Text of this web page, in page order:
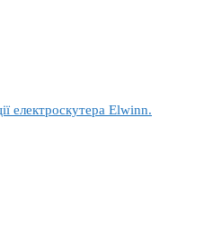
електроскутера Elwinn.